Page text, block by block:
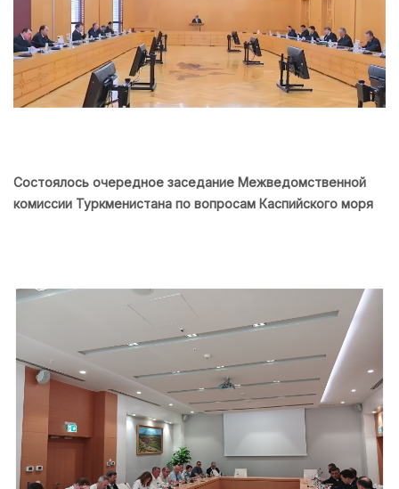
Состоялось очередное заседание Межведомственной
комиссии Туркменистана по вопросам Каспийского моря